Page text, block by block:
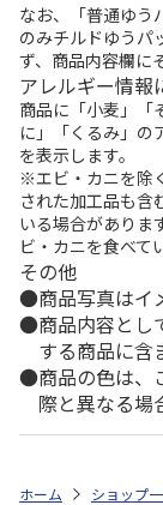
なお、「普通ゆう
のみチルドゆうパ
ず、商品内容欄に
アレルギー情報
商品に「小麦」「
に」「くるみ」の
を表示します。
※エビ・カニを除
された加工品も含
いる場合がありま
ビ・カニを食べて
その他
商品写真はイ
商品内容とし
する商品に含
商品の色は、
際と異なる場
ホーム ショップ